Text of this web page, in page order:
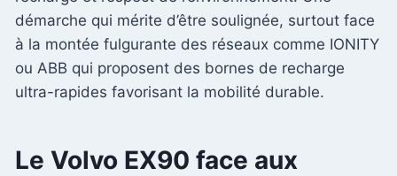
démarche qui mérite d’être soulignée, surtout face
à la montée fulgurante des réseaux comme IONITY
ou ABB qui proposent des bornes de recharge
ultra-rapides favorisant la mobilité durable.
Le Volvo EX90 face aux